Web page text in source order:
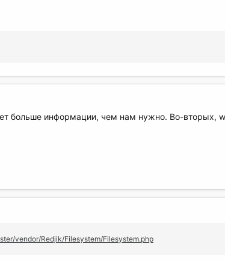
больше информации, чем нам нужно. Во-вторых,
vendor/Redjik/Filesystem/Filesystem.php